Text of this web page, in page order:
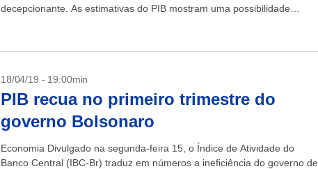
decepcionante. As estimativas do PIB mostram uma possibilidade
18/04/19 - 19:00min
PIB recua no primeiro trimestre do
governo Bolsonaro
Economia Divulgado na segunda-feira 15, o Índice de Atividade do
Banco Central (IBC-Br) traduz em números a ineficiência do governo de